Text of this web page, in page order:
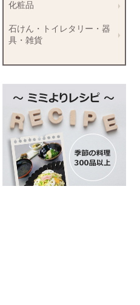
化粧品
石けん・トイレタリー・器
具・雑貨